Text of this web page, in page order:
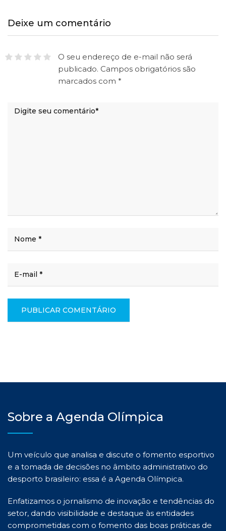
Deixe um comentário
O seu endereço de e-mail não será
publicado. Campos obrigatórios são
marcados com *
Sobre a Agenda Olímpica
Um veículo que analisa e discute o fomento esportivo
e a tomada de decisões no âmbito administrativo do
desporto brasileiro: essa é a Agenda Olímpica.
Enfatizamos o jornalismo de inovação e tendências do
setor, dando visibilidade e destaque às entidades
comprometidas com o fomento das boas práticas de